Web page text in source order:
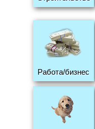
Работа/бизнес